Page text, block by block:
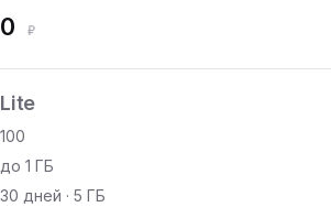
0 ₽
Lite
100
до 1 ГБ
30 дней · 5 ГБ